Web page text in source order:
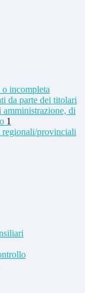
o incompleta
da parte dei titolari
di
1
provinciali